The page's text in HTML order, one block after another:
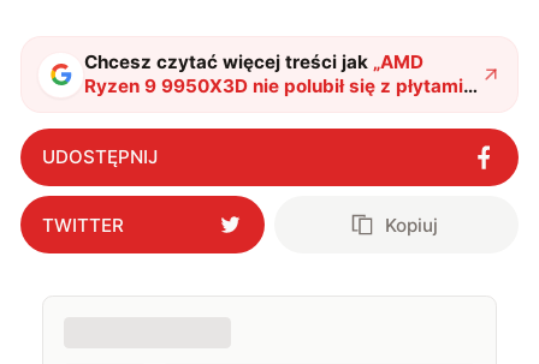
Chcesz czytać więcej treści jak „AMD
Ryzen 9 9950X3D nie polubił się z płytami
ASRock. Pada po dziewięciu dniach"?
UDOSTĘPNIJ
TWITTER Kopiuj